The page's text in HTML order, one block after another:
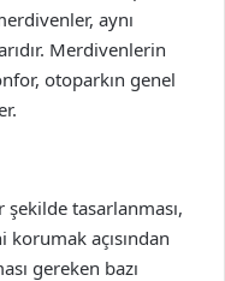
aynı
Merdivenlerin
otoparkın genel
tasarlanması,
korumak açısından
gereken bazı